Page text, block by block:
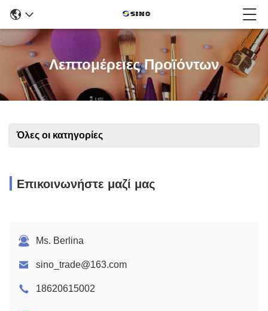
Λεπτομέρειες Προϊόντων
Όλες οι κατηγορίες
Επικοινωνήστε μαζί μας
Ms. Berlina
sino_trade@163.com
18620615002